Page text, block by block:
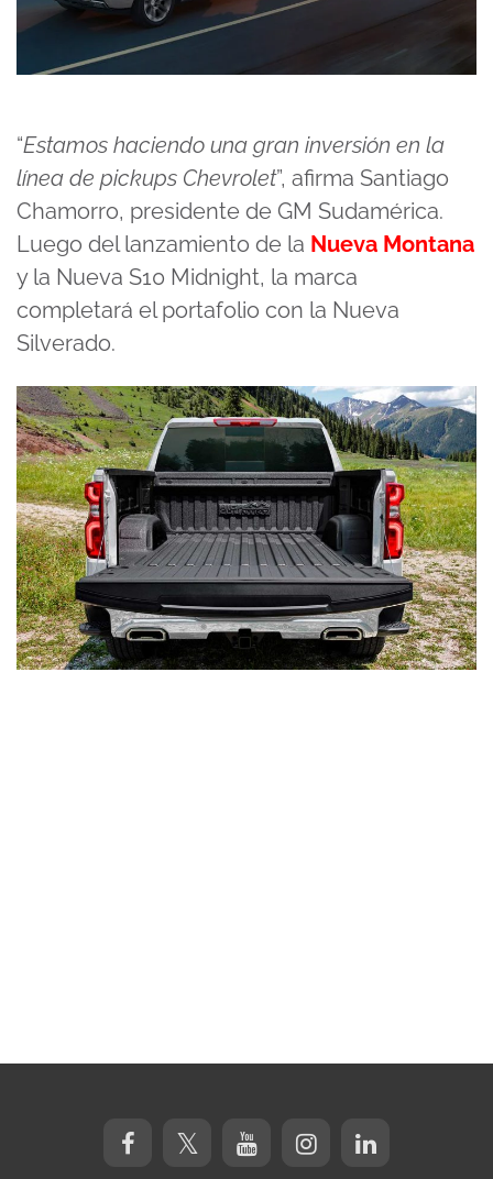
“Estamos haciendo una gran inversión en la
línea de pickups Chevrolet”, afirma Santiago
Chamorro, presidente de GM Sudamérica.
Luego del lanzamiento de la Nueva Montana
y la Nueva S10 Midnight, la marca
completará el portafolio con la Nueva
Silverado.